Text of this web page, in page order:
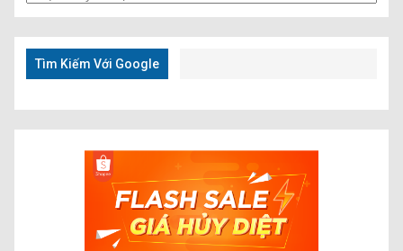
Kiếm
Nhanh
Tìm Kiếm Với Google